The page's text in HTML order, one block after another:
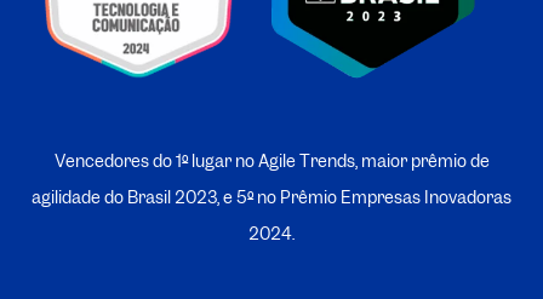
Vencedores do 1º lugar no Agile Trends, maior prêmio de
agilidade do Brasil 2023, e 5º no Prêmio Empresas Inovadoras
2024.